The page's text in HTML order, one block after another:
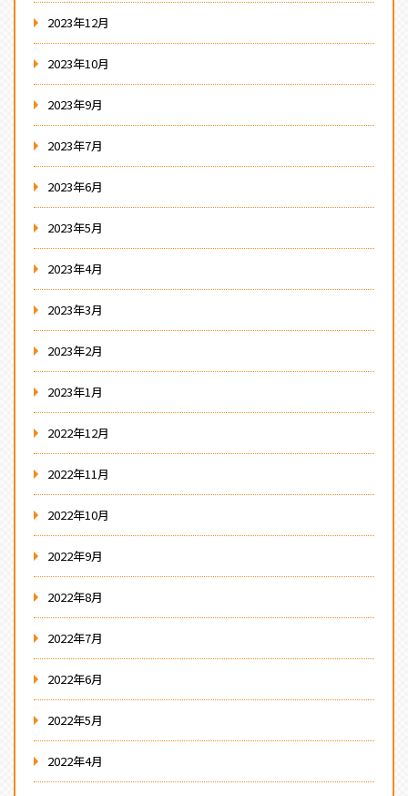
2023年12月
2023年10月
2023年9月
2023年7月
2023年6月
2023年5月
2023年4月
2023年3月
2023年2月
2023年1月
2022年12月
2022年11月
2022年10月
2022年9月
2022年8月
2022年7月
2022年6月
2022年5月
2022年4月